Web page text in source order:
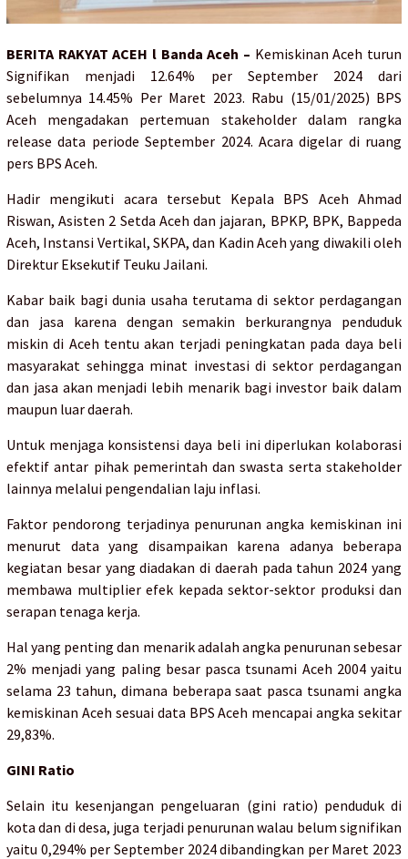
BERITA RAKYAT ACEH l Banda Aceh – Kemiskinan Aceh turun
Signifikan menjadi 12.64% per September 2024 dari
sebelumnya 14.45% Per Maret 2023. Rabu (15/01/2025) BPS
Aceh mengadakan pertemuan stakeholder dalam rangka
release data periode September 2024. Acara digelar di ruang
pers BPS Aceh.
Hadir mengikuti acara tersebut Kepala BPS Aceh Ahmad
Riswan, Asisten 2 Setda Aceh dan jajaran, BPKP, BPK, Bappeda
Aceh, Instansi Vertikal, SKPA, dan Kadin Aceh yang diwakili oleh
Direktur Eksekutif Teuku Jailani.
Kabar baik bagi dunia usaha terutama di sektor perdagangan
dan jasa karena dengan semakin berkurangnya penduduk
miskin di Aceh tentu akan terjadi peningkatan pada daya beli
masyarakat sehingga minat investasi di sektor perdagangan
dan jasa akan menjadi lebih menarik bagi investor baik dalam
maupun luar daerah.
Untuk menjaga konsistensi daya beli ini diperlukan kolaborasi
efektif antar pihak pemerintah dan swasta serta stakeholder
lainnya melalui pengendalian laju inflasi.
Faktor pendorong terjadinya penurunan angka kemiskinan ini
menurut data yang disampaikan karena adanya beberapa
kegiatan besar yang diadakan di daerah pada tahun 2024 yang
membawa multiplier efek kepada sektor-sektor produksi dan
serapan tenaga kerja.
Hal yang penting dan menarik adalah angka penurunan sebesar
2% menjadi yang paling besar pasca tsunami Aceh 2004 yaitu
selama 23 tahun, dimana beberapa saat pasca tsunami angka
kemiskinan Aceh sesuai data BPS Aceh mencapai angka sekitar
29,83%.
GINI Ratio
Selain itu kesenjangan pengeluaran (gini ratio) penduduk di
kota dan di desa, juga terjadi penurunan walau belum signifikan
yaitu 0,294% per September 2024 dibandingkan per Maret 2023